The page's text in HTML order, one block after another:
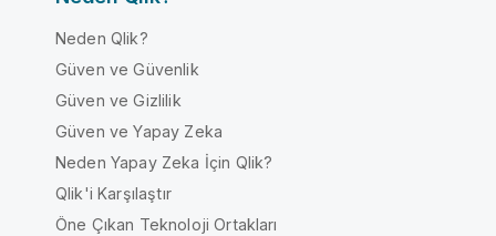
Neden Qlik?
Güven ve Güvenlik
Güven ve Gizlilik
Güven ve Yapay Zeka
Neden Yapay Zeka İçin Qlik?
Qlik'i Karşılaştır
Öne Çıkan Teknoloji Ortakları